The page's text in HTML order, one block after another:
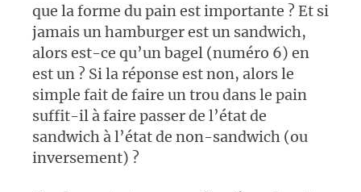
que la forme du pain est importante ? Et si
jamais un hamburger est un sandwich,
alors est-ce qu’un bagel (numéro 6) en
est un ? Si la réponse est non, alors le
simple fait de faire un trou dans le pain
suffit-il à faire passer de l’état de
sandwich à l’état de non-sandwich (ou
inversement) ?